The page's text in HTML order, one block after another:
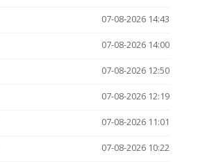
07-08-2026 14:43
07-08-2026 14:00
07-08-2026 12:50
07-08-2026 12:19
07-08-2026 11:01
07-08-2026 10:22